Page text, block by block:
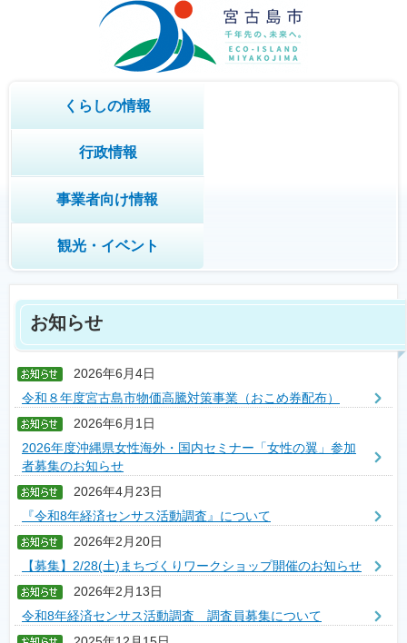
くらしの情報
行政情報
事業者向け情報
観光・イベント
お知らせ
2026年6月4日
令和８年度宮古島市物価高騰対策事業（おこめ券配布）
2026年6月1日
2026年度沖縄県女性海外・国内セミナー「女性の翼」参加
者募集のお知らせ
2026年4月23日
『令和8年経済センサス活動調査』について
2026年2月20日
【募集】2/28(土)まちづくりワークショップ開催のお知らせ
2026年2月13日
令和8年経済センサス活動調査 調査員募集について